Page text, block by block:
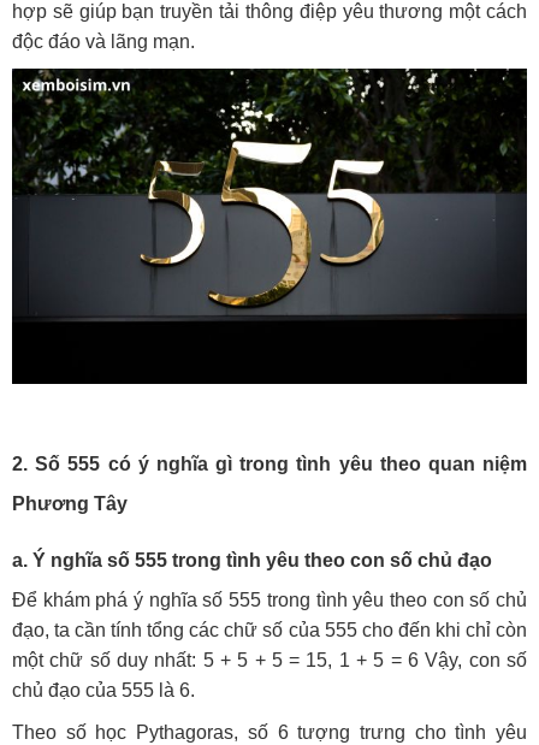
hợp sẽ giúp bạn truyền tải thông điệp yêu thương một cách
độc đáo và lãng mạn.
2. Số 555 có ý nghĩa gì trong tình yêu theo quan niệm
Phương Tây
a. Ý nghĩa số 555 trong tình yêu theo con số chủ đạo
Để khám phá ý nghĩa số 555 trong tình yêu theo con số chủ
đạo, ta cần tính tổng các chữ số của 555 cho đến khi chỉ còn
một chữ số duy nhất: 5 + 5 + 5 = 15, 1 + 5 = 6 Vậy, con số
chủ đạo của 555 là 6.
Theo số học Pythagoras, số 6 tượng trưng cho tình yêu